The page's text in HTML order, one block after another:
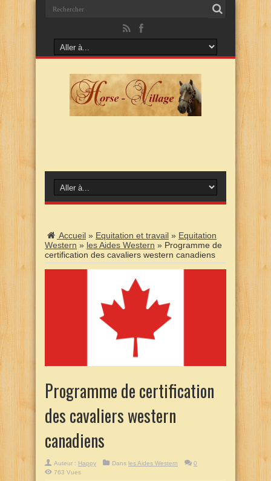
Accueil » Equitation et travail » Equitation
Western » les Aides Western » Programme de
certification des cavaliers western canadiens
Programme de certification
des cavaliers western
canadiens
Auteur : Happy Dans les Aides Western
0
763 Vues